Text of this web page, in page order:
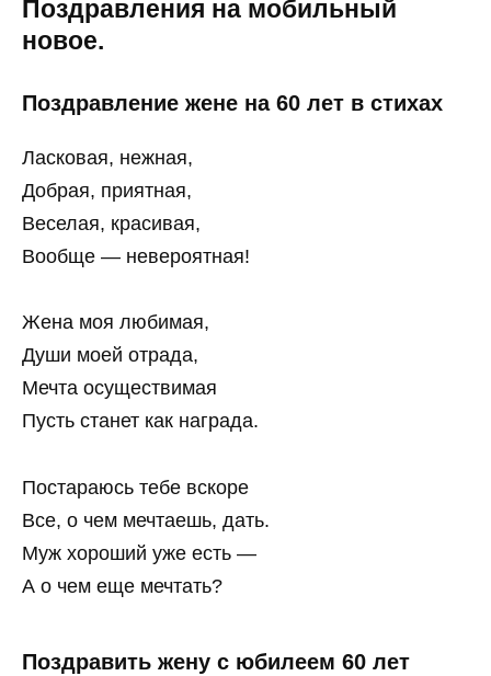
Поздравления на мобильный
новое.
Поздравление жене на 60 лет в стихах
Ласковая, нежная,
Добрая, приятная,
Веселая, красивая,
Вообще — невероятная!
Жена моя любимая,
Души моей отрада,
Мечта осуществимая
Пусть станет как награда.
Постараюсь тебе вскоре
Все, о чем мечтаешь, дать.
Муж хороший уже есть —
А о чем еще мечтать?
Поздравить жену с юбилеем 60 лет